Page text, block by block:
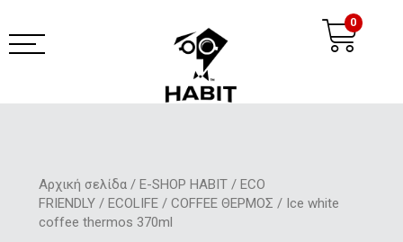
στο
περιεχόμενο
0
Αρχική σελίδα/ E-SHOP HABIT/ ECO
FRIENDLY/ ECOLIFE/ COFFEE ΘΕΡΜΟΣ / Ice white
coffee thermos 370ml